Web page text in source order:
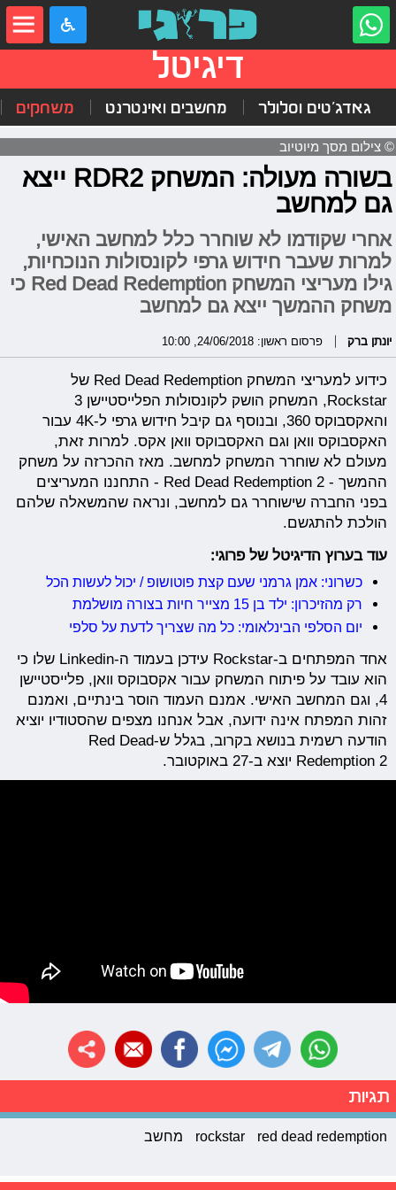
דיגיטל
גאדג'טים וסלולר מחשבים ואינטרנט משחקים
© צילום מסך מיוטיוב
בשורה מעולה: המשחק RDR2 ייצא
גם למחשב
אחרי שקודמו לא שוחרר כלל למחשב האישי,
למרות שעבר חידוש גרפי לקונסולות הנוכחיות,
גילו מעריצי המשחק Red Dead Redemption כי
משחק ההמשך ייצא גם למחשב
יונתן ברק פרסום ראשון: 24/06/2018, 10:00
כידוע למעריצי המשחק Red Dead Redemption של
Rockstar, המשחק הושק לקונסולות הפלייסטיישן 3
והאקסבוקס 360, ובנוסף גם קיבל חידוש גרפי ל-4K עבור
האקסבוקס וואן וגם האקסבוקס וואן אקס. למרות זאת,
מעולם לא שוחרר המשחק למחשב. מאז ההכרזה על משחק
ההמשך - Red Dead Redemption 2 - התחננו המעריצים
בפני החברה שישוחרר גם למחשב, ונראה שהמשאלה שלהם
הולכת להתגשם.
עוד בערוץ הדיגיטל של פרוגי:
כשרוני: אמן גרמני שעם קצת פוטושופ / יכול לעשות הכל
רק מהזיכרון: ילד בן 15 מצייר חיות בצורה מושלמת
יום הסלפי הבינלאומי: כל מה שצריך לדעת על סלפי
אחד המפתחים ב-Rockstar עידכן בעמוד ה-Linkedin שלו כי
הוא עובד על פיתוח המשחק עבור אקסבוקס וואן, פלייסטיישן
4, וגם המחשב האישי. אמנם העמוד הוסר בינתיים, ואמנם
זהות המפתח אינה ידועה, אבל אנחנו מצפים שהסטודיו יוציא
הודעה רשמית בנושא בקרוב, בגלל ש-Red Dead
Redemption 2 יוצא ב-27 באוקטובר.
תגיות
red dead redemption
rockstar מחשב